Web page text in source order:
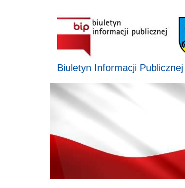
Biuletyn Informacji